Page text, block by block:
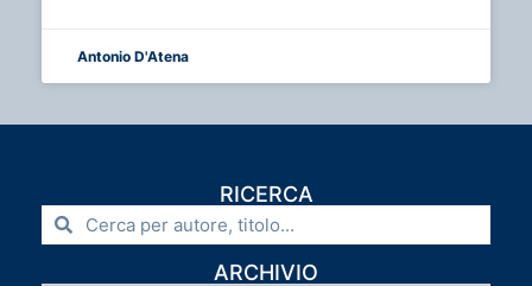
Antonio D'Atena
RICERCA
ARCHIVIO